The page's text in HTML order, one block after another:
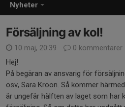
Nyheter
Försäljning av kol!
10 maj, 20:39
0 kommentarer
Hej!
På begäran av ansvarig för
osv, Sara Kroon. Så kommer
är ungefär hälften av laget som har